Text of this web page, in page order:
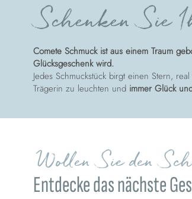
Schenken Sie
Comete Schmuck ist aus einem Traum
Glücksgeschenk wird.
Jedes Schmuckstück birgt einen Stern,
Trägerin zu leuchten und immer Glück
Wollen Sie den
Entdecke das nächste